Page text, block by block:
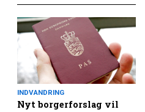
INDVANDRING
Nyt borgerforslag vil